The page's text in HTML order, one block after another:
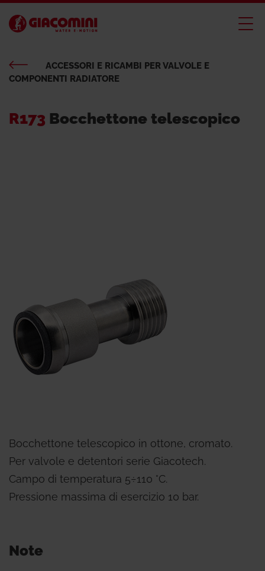
ACCESSORI E RICAMBI PER VALVOLE E
COMPONENTI RADIATORE
R173 Bocchettone telescopico
Bocchettone telescopico in ottone, cromato.
Per valvole e detentori serie Giacotech.
Campo di temperatura 5÷110 °C.
Pressione massima di esercizio 10 bar.
Note